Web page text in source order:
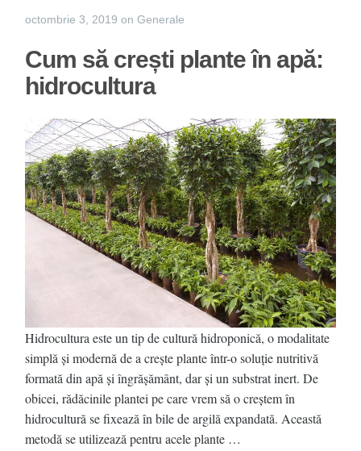
octombrie 3, 2019 on Generale
Cum să crești plante în apă:
hidrocultura
Hidrocultura este un tip de cultură hidroponică, o modalitate
simplă și modernă de a crește plante într-o soluție nutritivă
formată din apă și îngrășământ, dar și un substrat inert. De
obicei, rădăcinile plantei pe care vrem să o creștem în
hidrocultură se fixează în bile de argilă expandată. Această
metodă se utilizează pentru acele plante …